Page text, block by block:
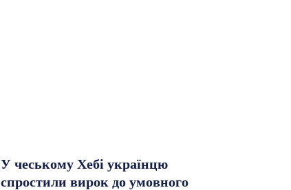
У чеському Хебі українцю
спростили вирок до умовного